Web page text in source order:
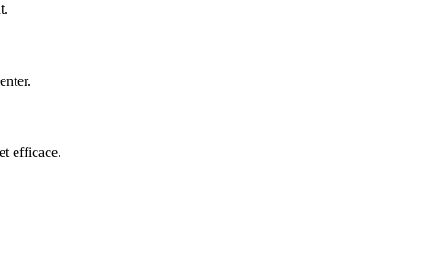
efficace.